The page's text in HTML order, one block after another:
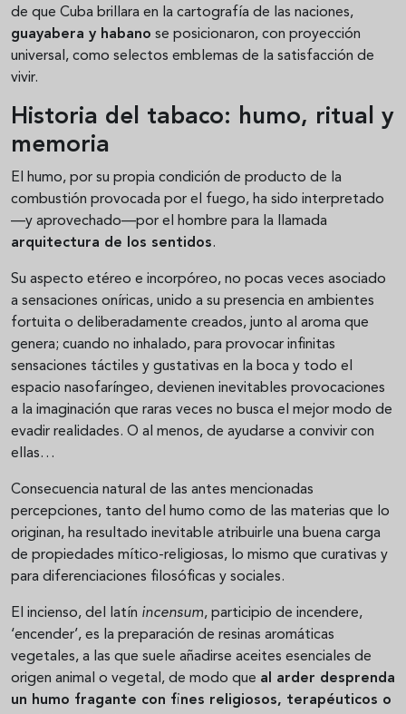
de que Cuba brillara en la cartografía de las naciones,
guayabera y habano se posicionaron, con proyección
universal, como selectos emblemas de la satisfacción de
vivir.
Historia del tabaco: humo, ritual y
memoria
El humo, por su propia condición de producto de la
combustión provocada por el fuego, ha sido interpretado
—y aprovechado—por el hombre para la llamada
arquitectura de los sentidos.
Su aspecto etéreo e incorpóreo, no pocas veces asociado
a sensaciones oníricas, unido a su presencia en ambientes
fortuita o deliberadamente creados, junto al aroma que
genera; cuando no inhalado, para provocar infinitas
sensaciones táctiles y gustativas en la boca y todo el
espacio nasofaríngeo, devienen inevitables provocaciones
a la imaginación que raras veces no busca el mejor modo de
evadir realidades. O al menos, de ayudarse a convivir con
ellas…
Consecuencia natural de las antes mencionadas
percepciones, tanto del humo como de las materias que lo
originan, ha resultado inevitable atribuirle una buena carga
de propiedades mítico-religiosas, lo mismo que curativas y
para diferenciaciones filosóficas y sociales.
El incienso, del latín incensum, participio de incendere,
‘encender’, es la preparación de resinas aromáticas
vegetales, a las que suele añadirse aceites esenciales de
origen animal o vegetal, de modo que al arder desprenda
un humo fragante con fines religiosos, terapéuticos o